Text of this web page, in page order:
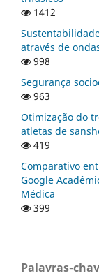
1412
através de
998
Segurança
963
Otimização do
atletas de
419
Comparativo
Google
Médica
399
Palavras-